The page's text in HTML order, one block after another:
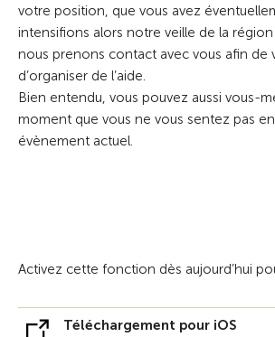
votre position, que vous avez
intensifions alors notre veille de la
nous prenons contact avec vous afin de
d’organiser de l’aide.
Bien entendu, vous pouvez aussi vous-
moment que vous ne vous sentez pas en
évènement actuel.
Activez cette fonction dès aujourd’hui
Téléchargement pour iOS